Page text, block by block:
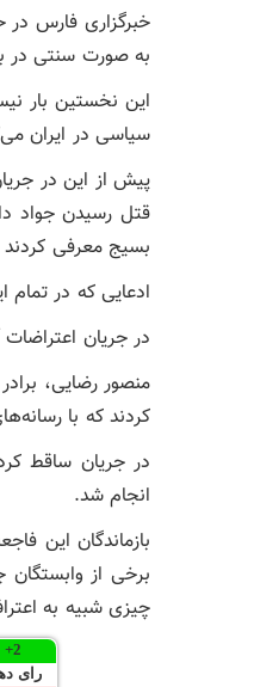
خبرگزاری فارس
به صورت سنتی در
این نخستین بار
سیاسی در ایران
قتل رسیدن جواد
بسیج معرفی
ادعایی که در
در جریان اعتراضات آبان‌ماه ۱۳۹۸ ، بسیاری از خانواده‌های قربانیان این
منصور رضایی،
کردند که با
در جریان ساقط
انجام شد.
بازماندگان این
برخی از
چیزی شبیه به
2
+
رای